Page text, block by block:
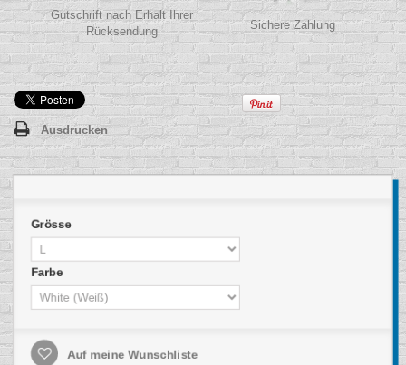
Gutschrift nach Erhalt Ihrer
Rücksendung
Sichere Zahlung
Ausdrucken
Grösse
Farbe
Auf meine Wunschliste